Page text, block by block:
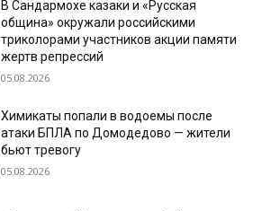
В Сандармохе казаки и «Русская
община» окружали российскими
триколорами участников акции памяти
жертв репрессий
05.08.2026
Химикаты попали в водоемы после
атаки БПЛА по Домодедово — жители
бьют тревогу
05.08.2026